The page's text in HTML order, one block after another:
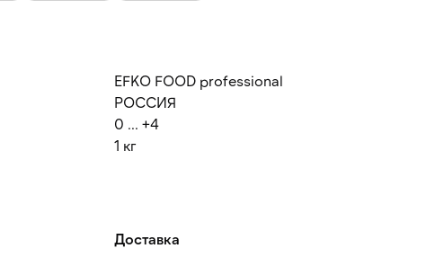
EFKO FOOD professional
РОССИЯ
0 ... +4
1 кг
Доставка